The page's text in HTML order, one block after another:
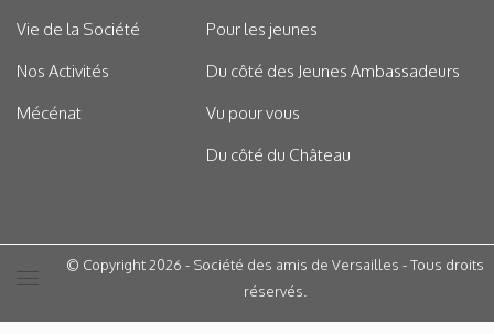
Vie de la Société
Nos Activités
Mécénat
Pour les jeunes
Du côté des Jeunes Ambassadeurs
Vu pour vous
Du côté du Château
© Copyright 2026 - Société des amis de Versailles - Tous droits
réservés.